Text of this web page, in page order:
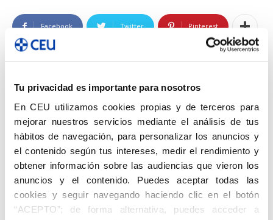
Tu privacidad es importante para nosotros
En CEU utilizamos cookies propias y de terceros para
mejorar nuestros servicios mediante el análisis de tus
hábitos de navegación, para personalizar los anuncios y
el contenido según tus intereses, medir el rendimiento y
obtener información sobre las audiencias que vieron los
anuncios y el contenido. Puedes aceptar todas las
cookies y seguir navegando haciendo clic en el botón
“ACEPTO”; de forma alternativa, puedes acceder a
Facebook Twitter Pinterest
Artículo anterior
de Graduación
Artículos relacionados Más del autor
Actividades
Una jornada de actividades en el
campus